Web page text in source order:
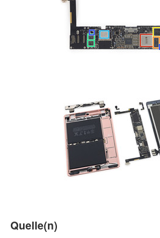
Quelle(n)